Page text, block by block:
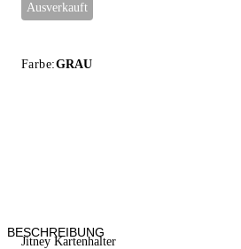
Ausverkauft
Farbe:GRAU
Jitney Kartenhalter
BESCHREIBUNG